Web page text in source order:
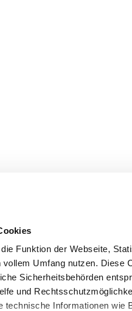
Funktion der Webseite,
Umfang nutzen.
Sicherheitsbehörden
und
technische Informationen